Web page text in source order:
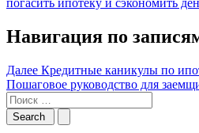
погасить ипотеку и сэкономить
Навигация по
Далее Кредитные каникулы по
Пошаговое руководство для